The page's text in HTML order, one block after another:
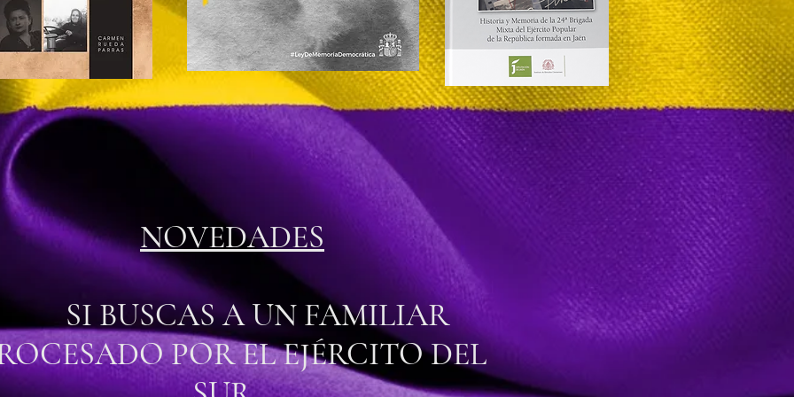
NOVEDADES
SI BUSCAS A UN FAMILIAR
POR EL EJÉRCITO DEL